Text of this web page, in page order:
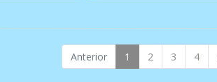
Anterior 1 2 3 4